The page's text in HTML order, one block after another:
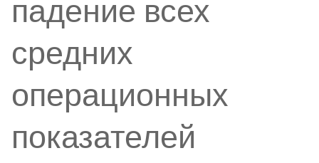
падение всех
средних
операционных
показателей